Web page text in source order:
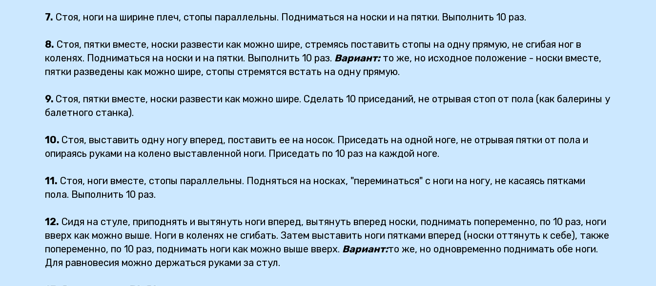
7. Стоя, ноги на ширине плеч, стопы параллельны. Подниматься на носки и на пятки. Выполнить 10 раз.
8. Стоя, пятки вместе, носки развести как можно шире, стремясь поставить стопы на одну прямую, не сгибая ног в
коленях. Подниматься на носки и на пятки. Выполнить 10 раз. Вариант:то же, но исходное положение - носки вместе,
пятки разведены как можно шире, стопы стремятся встать на одну прямую.
9. Стоя, пятки вместе, носки развести как можно шире. Сделать 10 приседаний, не отрывая стоп от пола (как балерины у
балетного станка).
10. Стоя, выставить одну ногу вперед, поставить ее на носок. Приседать на одной ноге, не отрывая пятки от пола и
опираясь руками на колено выставленной ноги. Приседать по 10 раз на каждой ноге.
11. Стоя, ноги вместе, стопы параллельны. Подняться на носках, "переминаться" с ноги на ногу, не касаясь пятками
пола. Выполнить 10 раз.
12. Сидя на стуле, приподнять и вытянуть ноги вперед, вытянуть вперед носки, поднимать попеременно, по 10 раз, ноги
вверх как можно выше. Ноги в коленях не сгибать. Затем выставить ноги пятками вперед (носки оттянуть к себе), также
попеременно, по 10 раз, поднимать ноги как можно выше вверх. Вариант:то же, но одновременно поднимать обе ноги.
Для равновесия можно держаться руками за стул.